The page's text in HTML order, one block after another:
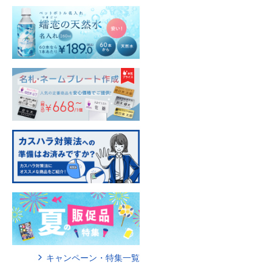
キャンペーン・特集一覧